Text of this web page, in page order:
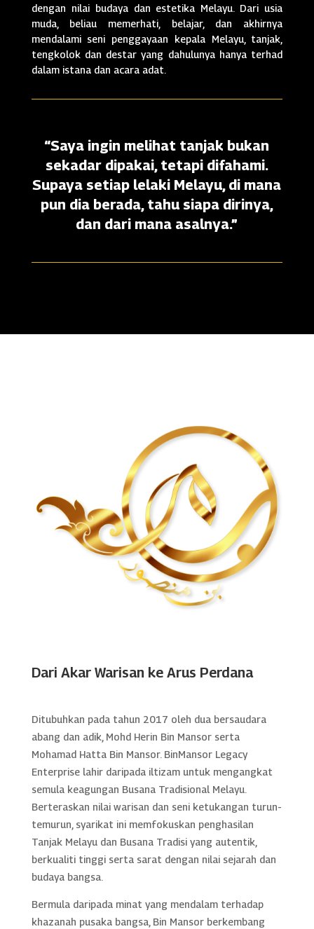
dengan nilai budaya dan estetika Melayu. Dari usia
muda, beliau memerhati, belajar, dan akhirnya
mendalami seni penggayaan kepala Melayu, tanjak,
tengkolok dan destar yang dahulunya hanya terhad
dalam istana dan acara adat.
“Saya ingin melihat tanjak bukan
sekadar dipakai, tetapi difahami.
Supaya setiap lelaki Melayu, di mana
pun dia berada, tahu siapa dirinya,
dan dari mana asalnya.”
Dari Akar Warisan ke Arus Perdana
Ditubuhkan pada tahun 2017 oleh dua bersaudara
abang dan adik, Mohd Herin Bin Mansor serta
Mohamad Hatta Bin Mansor. BinMansor Legacy
Enterprise lahir daripada iltizam untuk mengangkat
semula keagungan Busana Tradisional Melayu.
Berteraskan nilai warisan dan seni ketukangan turun-
temurun, syarikat ini memfokuskan penghasilan
Tanjak Melayu dan Busana Tradisi yang autentik,
berkualiti tinggi serta sarat dengan nilai sejarah dan
budaya bangsa.
Bermula daripada minat yang mendalam terhadap
khazanah pusaka bangsa, Bin Mansor berkembang